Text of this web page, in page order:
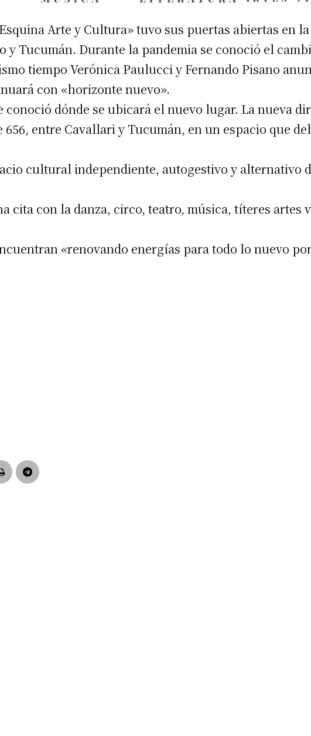
Arte y Cultura» tuvo sus puertas abiertas en
y Tucumán. Durante la pandemia se conoció el
tiempo Verónica Paulucci y Fernando Pisano
con «horizonte nuevo».
conoció dónde se ubicará el nuevo lugar. La nueva
656, entre Cavallari y Tucumán, en un espacio que
cultural independiente, autogestivo y alternativo
cita con la danza, circo, teatro, música, títeres artes
«renovando energías para todo lo nuevo